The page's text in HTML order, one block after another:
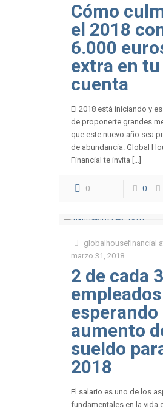
Cómo
el 2018
6.000
extra en tu
cuenta
El 2018 está iniciando y
de proponerte grandes
que este nuevo año sea
de abundancia. Global
Financial te invita […]
0 0
globalhousefinancial
marzo 31, 2018
2 de cada 3
empleados
esperando
aumento
sueldo
2018
El salario es uno de los
fundamentales en la vida